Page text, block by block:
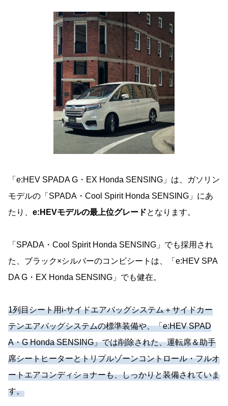
「e:HEV SPADA G・EX Honda SENSING」は、ガソリン
モデルの「SPADA・Cool Spirit Honda SENSING」にあ
たり、 e:HEVモデルの最上位グレードとなります。
「SPADA・Cool Spirit Honda SENSING」でも採用され
た、ブラック×シルバーのコンビシートは、「e:HEV SPA
DA G・EX Honda SENSING」でも健在。
1列目シート用i-サイドエアバッグシステム＋サイドカー
テンエアバッグシステムの標準装備や、「e:HEV SPAD
A・G Honda SENSING」では削除された、運転席＆助手
席シートヒーターとトリプルゾーンコントロール・フルオ
ートエアコンディショナーも、しっかりと装備されていま
す。